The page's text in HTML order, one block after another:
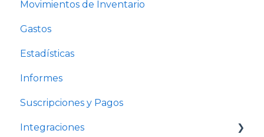
Movimientos de Inventario
Gastos
Estadísticas
Informes
Suscripciones y Pagos
Integraciones